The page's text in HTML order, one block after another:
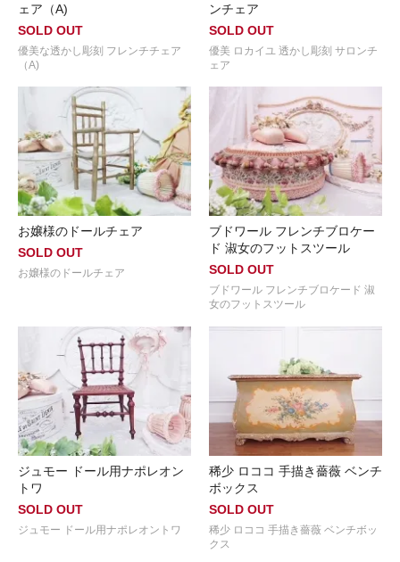
ェア（A)
SOLD OUT
優美な透かし彫刻 フレンチチェア
（A)
ンチェア
SOLD OUT
優美 ロカイユ 透かし彫刻 サロンチ
ェア
お嬢様のドールチェア
SOLD OUT
お嬢様のドールチェア
ブドワール フレンチブロケー
ド 淑女のフットスツール
SOLD OUT
ブドワール フレンチブロケード 淑
女のフットスツール
ジュモー ドール用ナポレオン
トワ
SOLD OUT
ジュモー ドール用ナポレオントワ
稀少 ロココ 手描き薔薇 ベンチ
ボックス
SOLD OUT
稀少 ロココ 手描き薔薇 ベンチボッ
クス